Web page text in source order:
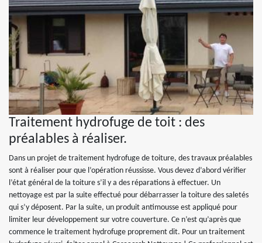
Traitement hydrofuge de toit : des
préalables à réaliser.
Dans un projet de traitement hydrofuge de toiture, des travaux préalables
sont à réaliser pour que l’opération réussisse. Vous devez d’abord vérifier
l’état général de la toiture s’il y a des réparations à effectuer. Un
nettoyage est par la suite effectué pour débarrasser la toiture des saletés
qui s’y déposent. Par la suite, un produit antimousse est appliqué pour
limiter leur développement sur votre couverture. Ce n’est qu’après que
commence le traitement hydrofuge proprement dit. Pour un traitement